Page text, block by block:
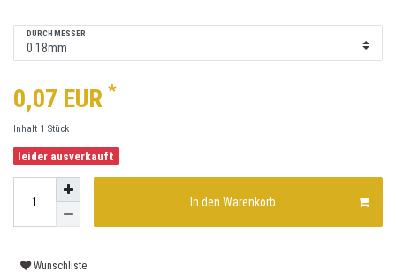
DURCHMESSER
0,07 EUR *
Inhalt 1 Stück
leider ausverkauft
In den Warenkorb
Wunschliste